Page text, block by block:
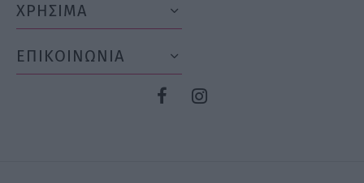
ΧΡΗΣΙΜΑ
ΕΠΙΚΟΙΝΩΝΙΑ